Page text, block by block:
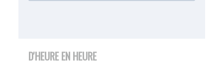
D'HEURE EN HEURE